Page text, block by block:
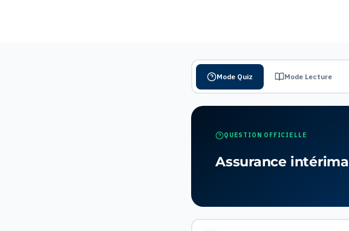
Mode Quiz Mode Lecture
QUESTION OFFICIELLE
Assurance